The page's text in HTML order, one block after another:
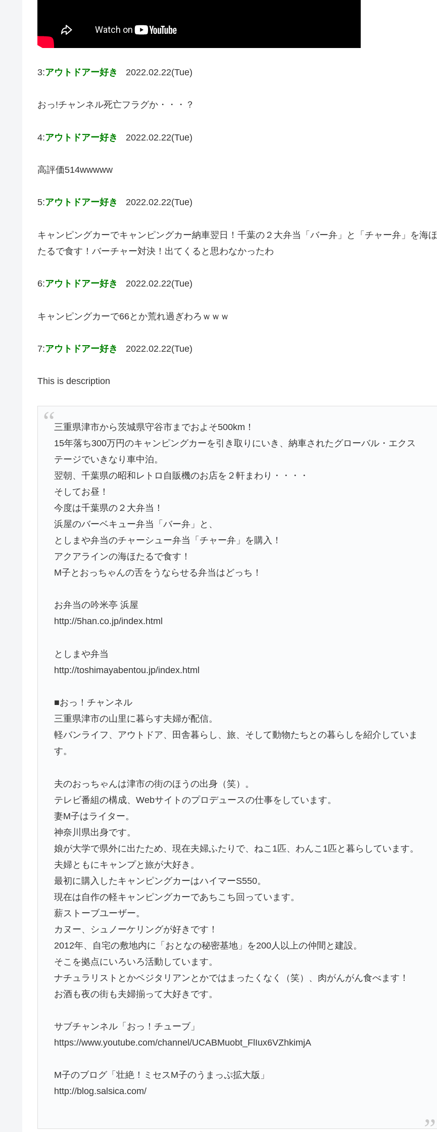
3:アウトドアー好き 2022.02.22(Tue)
おっ!チャンネル死亡フラグか・・・？
4:アウトドアー好き 2022.02.22(Tue)
高評価514wwwww
5:アウトドアー好き 2022.02.22(Tue)
キャンピングカーでキャンピングカー納車翌日！千葉の２大弁当「バー弁」と「チャー弁」を海ほ
たるで食す！バーチャー対決！出てくると思わなかったわ
6:アウトドアー好き 2022.02.22(Tue)
キャンピングカーで66とか荒れ過ぎわろｗｗｗ
7:アウトドアー好き 2022.02.22(Tue)
This is description
三重県津市から茨城県守谷市までおよそ500km！
15年落ち300万円のキャンピングカーを引き取りにいき、納車されたグローバル・エクス
テージでいきなり車中泊。
翌朝、千葉県の昭和レトロ自販機のお店を２軒まわり・・・・
そしてお昼！
今度は千葉県の２大弁当！
浜屋のバーベキュー弁当「バー弁」と、
としまや弁当のチャーシュー弁当「チャー弁」を購入！
アクアラインの海ほたるで食す！
M子とおっちゃんの舌をうならせる弁当はどっち！
お弁当の吟米亭 浜屋
http://5han.co.jp/index.html
としまや弁当
http://toshimayabentou.jp/index.html
■おっ！チャンネル
三重県津市の山里に暮らす夫婦が配信。
軽バンライフ、アウトドア、田舎暮らし、旅、そして動物たちとの暮らしを紹介していま
す。
夫のおっちゃんは津市の街のほうの出身（笑）。
テレビ番組の構成、Webサイトのプロデュースの仕事をしています。
妻M子はライター。
神奈川県出身です。
娘が大学で県外に出たため、現在夫婦ふたりで、ねこ1匹、わんこ1匹と暮らしています。
夫婦ともにキャンプと旅が大好き。
最初に購入したキャンピングカーはハイマーS550。
現在は自作の軽キャンピングカーであちこち回っています。
薪ストーブユーザー。
カヌー、シュノーケリングが好きです！
2012年、自宅の敷地内に「おとなの秘密基地」を200人以上の仲間と建設。
そこを拠点にいろいろ活動しています。
ナチュラリストとかベジタリアンとかではまったくなく（笑）、肉がんがん食べます！
お酒も夜の街も夫婦揃って大好きです。
サブチャンネル「おっ！チューブ」
https://www.youtube.com/channel/UCABMuobt_FlIux6VZhkimjA
M子のブログ「壮絶！ミセスM子のうまっぷ拡大版」
http://blog.salsica.com/